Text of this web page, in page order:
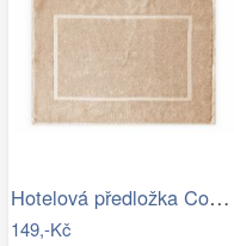
Hotelová předložka Comfort krémová 750g…
149,-Kč